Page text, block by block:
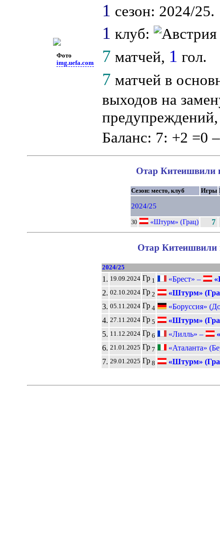
Фото
img.uefa.com
1 сезон: 2024/25.
1 клуб:
7 матчей, 1 гол.
7 матчей в
выходов на
Баланс: 7: +2 =0
Отар Китеишвили
Сезон: место, клуб Игры
2024/25
30 «Штурм» (Грац) 7
Отар Китеишвили
2024/25
1. 19.09.2024 Гр 1 «Брест» –
2. 02.10.2024 Гр 2
«Штурм»
3. 05.11.2024 Гр 4
«Боруссия»
4. 27.11.2024 Гр 5
«Штурм»
5. 11.12.2024 Гр 6 «Лилль» –
6. 21.01.2025 Гр 7
«Аталанта»
7. 29.01.2025 Гр 8 «Штурм»